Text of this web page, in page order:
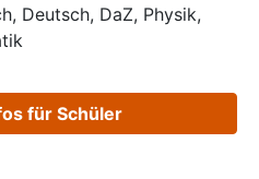
Deutsch, DaZ, Physik,
für Schüler